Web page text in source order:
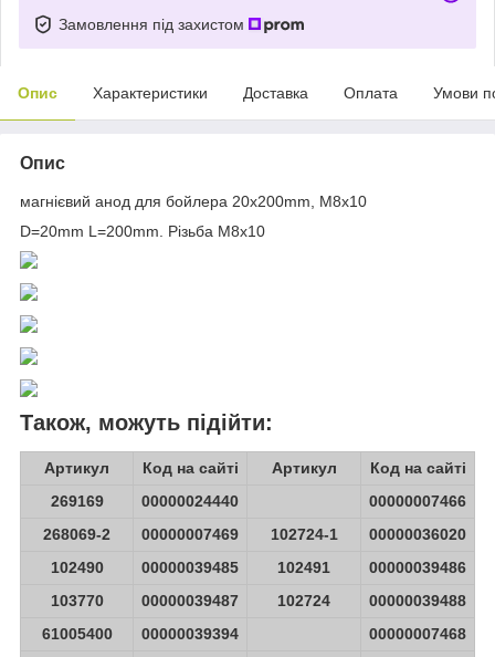
Замовлення під захистом
Опис Характеристики Доставка Оплата Умови
Опис
магнієвий анод для бойлера 20х200mm, М8х10
D=20mm L=200mm. Різьба М8х10
Також, можуть підійти:
Артикул Код на сайті Артикул
Код на сайті
269169
00000024440
00000007466
268069-2
00000007469 102724-1
00000036020
102490
00000039485 102491
00000039486
103770
00000039487 102724
00000039488
61005400
00000039394
00000007468